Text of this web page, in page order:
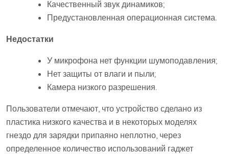
Качественный звук динамиков;
Предустановленная операционная система.
Недостатки
У микрофона нет функции шумоподавления;
Нет защиты от влаги и пыли;
Камера низкого разрешения.
Пользователи отмечают, что устройство сделано из
пластика низкого качества и в некоторых моделях
гнездо для зарядки припаяно неплотно, через
определенное количество использований гаджет